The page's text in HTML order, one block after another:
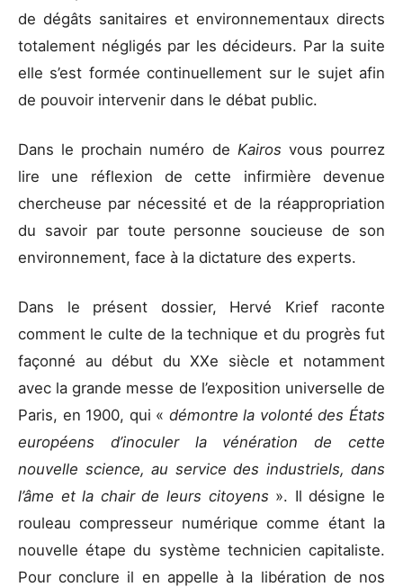
de dégâts sanitaires et environnementaux directs
totalement négligés par les décideurs. Par la suite
elle s’est formée continuellement sur le sujet afin
de pouvoir intervenir dans le débat public.
Dans le prochain numéro de Kairos vous pourrez
lire une réflexion de cette infirmière devenue
chercheuse par nécessité et de la réappropriation
du savoir par toute personne soucieuse de son
environnement, face à la dictature des experts.
Dans le présent dossier, Hervé Krief raconte
comment le culte de la technique et du progrès fut
façonné au début du XXe siècle et notamment
avec la grande messe de l’exposition universelle de
Paris, en 1900, qui « démontre la volonté des États
européens d’inoculer la vénération de cette
nouvelle science, au service des industriels, dans
l’âme et la chair de leurs citoyens ». Il désigne le
rouleau compresseur numérique comme étant la
nouvelle étape du système technicien capitaliste.
Pour conclure il en appelle à la libération de nos